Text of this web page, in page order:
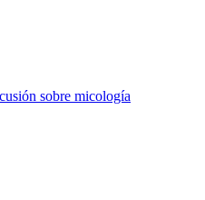
sobre micología